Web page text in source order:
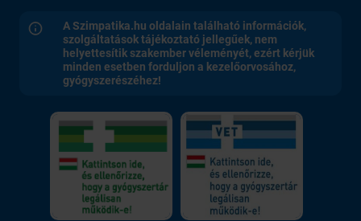
A Szimpatika.hu oldalain található információk,
szolgáltatások tájékoztató jellegűek, nem
helyettesítik szakember véleményét, ezért kérjük
minden esetben forduljon a kezelőorvosához,
gyógyszerészéhez!